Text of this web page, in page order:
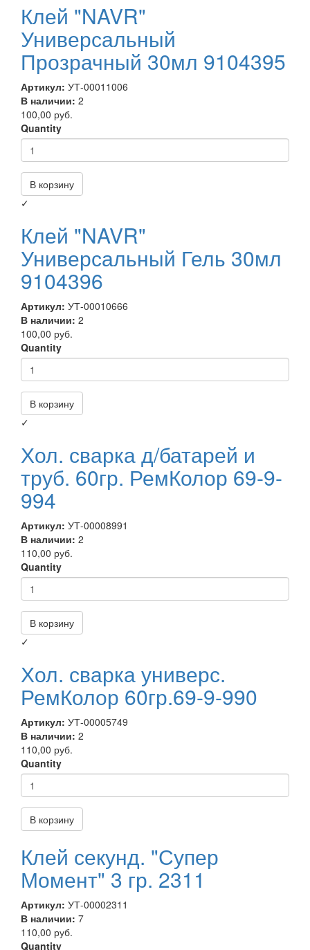
Клей "NAVR"
Универсальный
Прозрачный 30мл 9104395
Артикул: УТ-00011006
В наличии: 2
100,00 руб.
Quantity
В корзину
✓
Клей "NAVR"
Универсальный Гель 30мл
9104396
Артикул: УТ-00010666
В наличии: 2
100,00 руб.
Quantity
В корзину
✓
Хол. сварка д/батарей и
труб. 60гр. РемКолор 69-9-
994
Артикул: УТ-00008991
В наличии: 2
110,00 руб.
Quantity
В корзину
✓
Хол. сварка универс.
РемКолор 60гр.69-9-990
Артикул: УТ-00005749
В наличии: 2
110,00 руб.
Quantity
В корзину
Клей секунд. "Супер
Момент" 3 гр. 2311
Артикул: УТ-00002311
В наличии: 7
110,00 руб.
Quantity